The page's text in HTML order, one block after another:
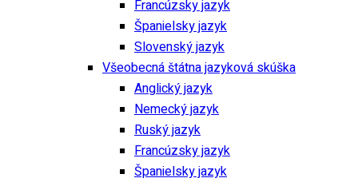
Francúzsky jazyk
Španielsky jazyk
Slovenský jazyk
Všeobecná štátna jazyková skúška
Anglický jazyk
Nemecký jazyk
Ruský jazyk
Francúzsky jazyk
Španielsky jazyk